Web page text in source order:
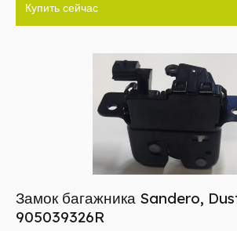
Купить сейчас
Замок багажника Sandero,
905039326R